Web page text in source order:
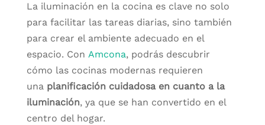
La iluminación en la cocina es clave no solo
para facilitar las tareas diarias, sino también
para crear el ambiente adecuado en el
espacio. Con Amcona, podrás descubrir
cómo las cocinas modernas requieren
una planificación cuidadosa en cuanto a la
iluminación, ya que se han convertido en el
centro del hogar.